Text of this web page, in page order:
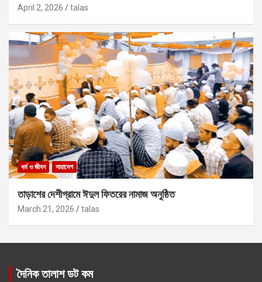
April 2, 2026 talas
ধর্ম ও জীবন সারাদেশ
তাড়াশের দেশীগ্রামে ঈদুল ফিতরের নামাজ অনুষ্ঠিত
March 21, 2026 talas
দৈনিক তালাশ ডট কম